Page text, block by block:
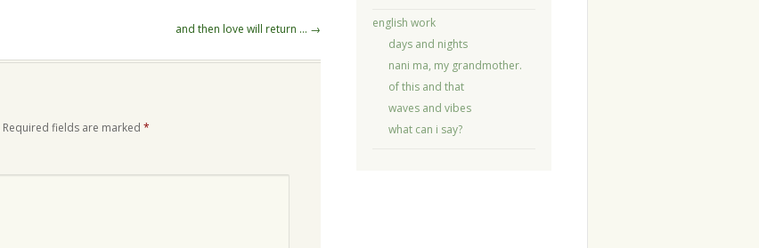
and then love will return … →
Required fields are marked *
english work
days and nights
nani ma, my grandmother.
of this and that
waves and vibes
what can i say?